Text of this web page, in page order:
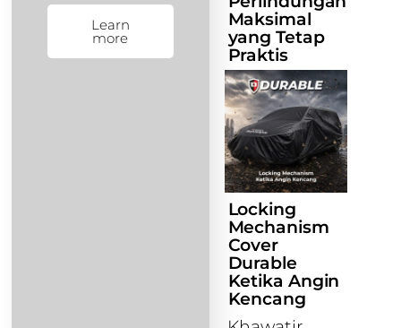
Learn
more
Maksimal
yang Tetap
Praktis
Locking
Mechanism
Cover
Durable
Ketika Angin
Kencang